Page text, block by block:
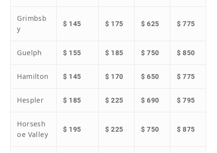
Grimbsb
y
$ 145 $ 175 $ 625 $ 775
Guelph $ 155 $ 185 $ 750 $ 850
Hamilton $ 145 $ 170 $ 650 $ 775
Hespler $ 185 $ 225 $ 690 $ 795
Horsesh
oe Valley
$ 195 $ 225 $ 750 $ 875